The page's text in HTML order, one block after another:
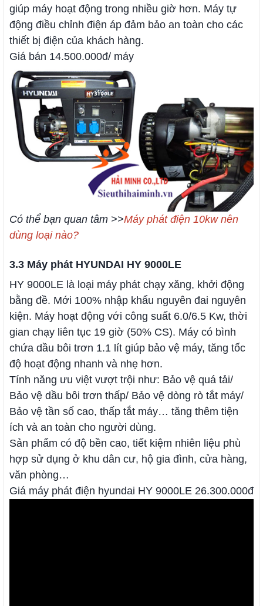
giúp máy hoạt động trong nhiều giờ hơn. Máy tự
động điều chỉnh điện áp đảm bảo an toàn cho các
thiết bị điện của khách hàng.
Giá bán 14.500.000đ/ máy
Có thể bạn quan tâm >>Máy phát điện 10kw nên
dùng loại nào?
3.3 Máy phát HYUNDAI HY 9000LE
HY 9000LE là loại máy phát chạy xăng, khởi động
bằng đề. Mới 100% nhập khẩu nguyên đai nguyên
kiện. Máy hoạt động với công suất 6.0/6.5 Kw, thời
gian chạy liên tục 19 giờ (50% CS). Máy có bình
chứa dầu bôi trơn 1.1 lít giúp bảo vệ máy, tăng tốc
độ hoạt động nhanh và nhẹ hơn.
Tính năng ưu việt vượt trội như: Bảo vệ quá tải/
Bảo vệ dầu bôi trơn thấp/ Bảo vệ dòng rò tắt máy/
Bảo vệ tần số cao, thấp tắt máy… tăng thêm tiện
ích và an toàn cho người dùng.
Sản phẩm có độ bền cao, tiết kiệm nhiên liệu phù
hợp sử dụng ở khu dân cư, hộ gia đình, cửa hàng,
văn phòng…
Giá máy phát điện hyundai HY 9000LE 26.300.000đ